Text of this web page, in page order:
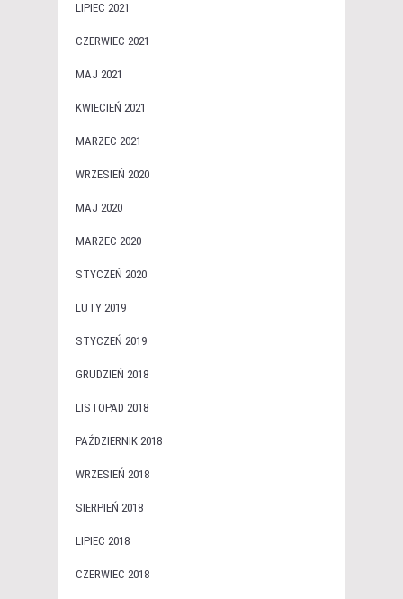
LIPIEC 2021
CZERWIEC 2021
MAJ 2021
KWIECIEŃ 2021
MARZEC 2021
WRZESIEŃ 2020
MAJ 2020
MARZEC 2020
STYCZEŃ 2020
LUTY 2019
STYCZEŃ 2019
GRUDZIEŃ 2018
LISTOPAD 2018
PAŹDZIERNIK 2018
WRZESIEŃ 2018
SIERPIEŃ 2018
LIPIEC 2018
CZERWIEC 2018